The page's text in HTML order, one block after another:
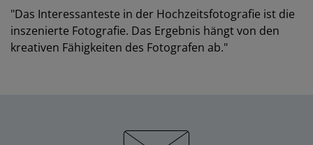
"Das Interessanteste in der Hochzeitsfotografie ist die
inszenierte Fotografie. Das Ergebnis hängt von den
kreativen Fähigkeiten des Fotografen ab."